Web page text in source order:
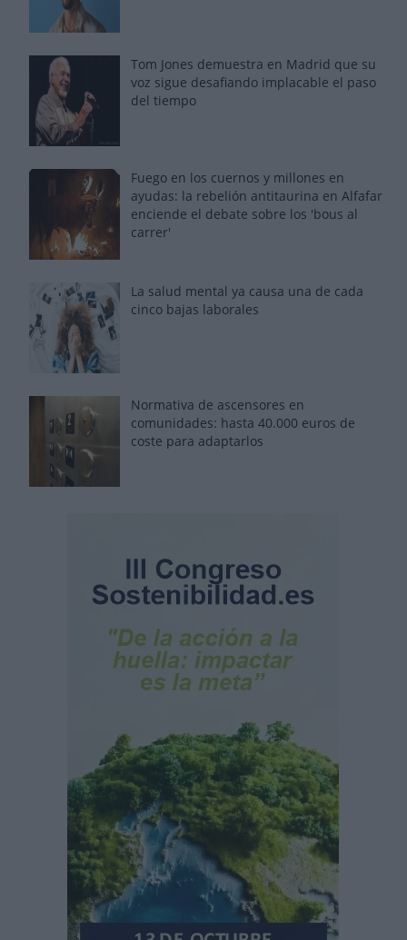
Tom Jones demuestra en Madrid que su
voz sigue desafiando implacable el paso
del tiempo
Fuego en los cuernos y millones en
ayudas: la rebelión antitaurina en Alfafar
enciende el debate sobre los 'bous al
carrer'
La salud mental ya causa una de cada
cinco bajas laborales
Normativa de ascensores en
comunidades: hasta 40.000 euros de
coste para adaptarlos